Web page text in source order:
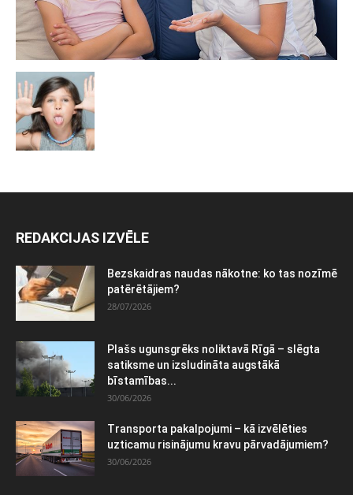
REDAKCIJAS IZVĒLE
Bezskaidras naudas nākotne: ko tas nozīmē
patērētājiem?
28/07/2026
Plašs ugunsgrēks noliktavā Rīgā – slēgta
satiksme un izsludināta augstākā
bīstamības...
30/06/2026
Transporta pakalpojumi – kā izvēlēties
uzticamu risinājumu kravu pārvadājumiem?
30/06/2026